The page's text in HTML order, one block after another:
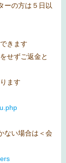
ーの方は５日以
きます
せずご返金と
ます
ない場合は＜会